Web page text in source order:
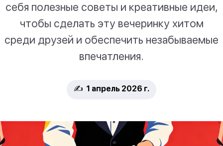
себя полезные советы и креативные идеи,
чтобы сделать эту вечеринку хитом
среди друзей и обеспечить незабываемые
впечатления.
✍️ 1 апрель 2026 г.